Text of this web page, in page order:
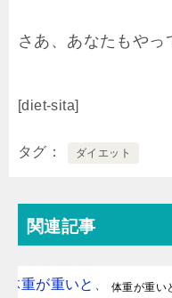
さあ、あなたもやっ
[diet-sita]
タグ ダイエット
関連記事
体重が重い